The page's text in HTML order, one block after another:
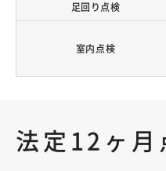
足回り点検
室内点検
法定12ヶ月